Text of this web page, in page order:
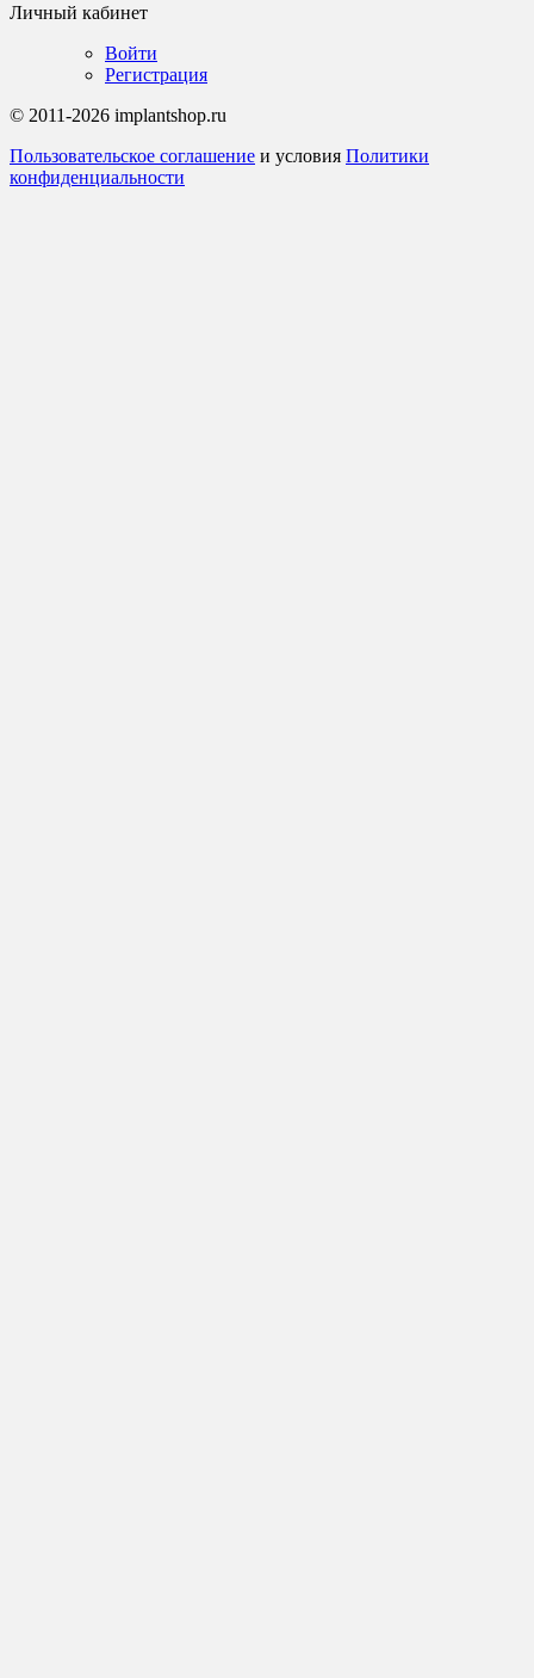
Личный кабинет
Войти
Регистрация
© 2011-2026 implantshop.ru
Пользовательское соглашение и условия Политики
конфиденциальности